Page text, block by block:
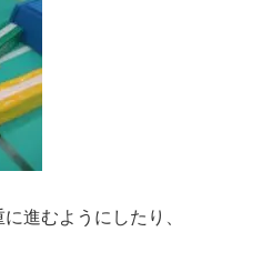
進むようにしたり、